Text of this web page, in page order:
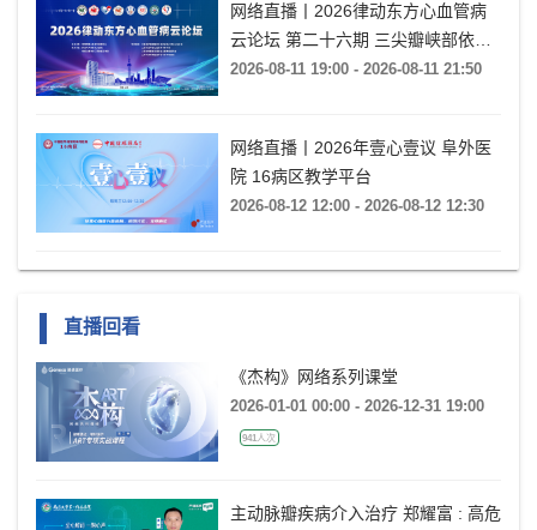
网络直播丨2026律动东方心血管病
云论坛 第二十六期 三尖瓣峡部依赖
房扑的心电特征与导管消融
2026-08-11 19:00 - 2026-08-11 21:50
网络直播丨2026年壹心壹议 阜外医
院 16病区教学平台
2026-08-12 12:00 - 2026-08-12 12:30
直播回看
《杰构》网络系列课堂
2026-01-01 00:00 - 2026-12-31 19:00
941人次
主动脉瓣疾病介入治疗 郑耀富 : 高危